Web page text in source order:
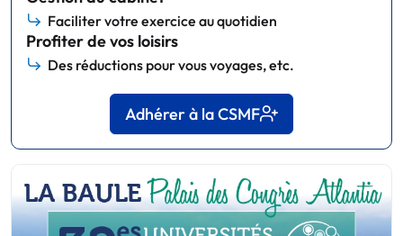
Faciliter votre exercice au quotidien
Profiter de vos loisirs
Des réductions pour vous voyages, etc.
Adhérer à la CSMF